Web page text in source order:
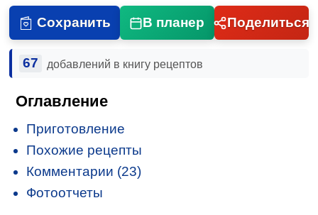
Сохранить В планер Поделиться
67 добавлений в книгу рецептов
Оглавление
Приготовление
Похожие рецепты
Комментарии (23)
Фотоотчеты